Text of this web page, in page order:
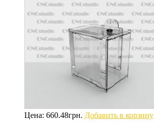
Цена: 660.48грн. Добавить в корзину